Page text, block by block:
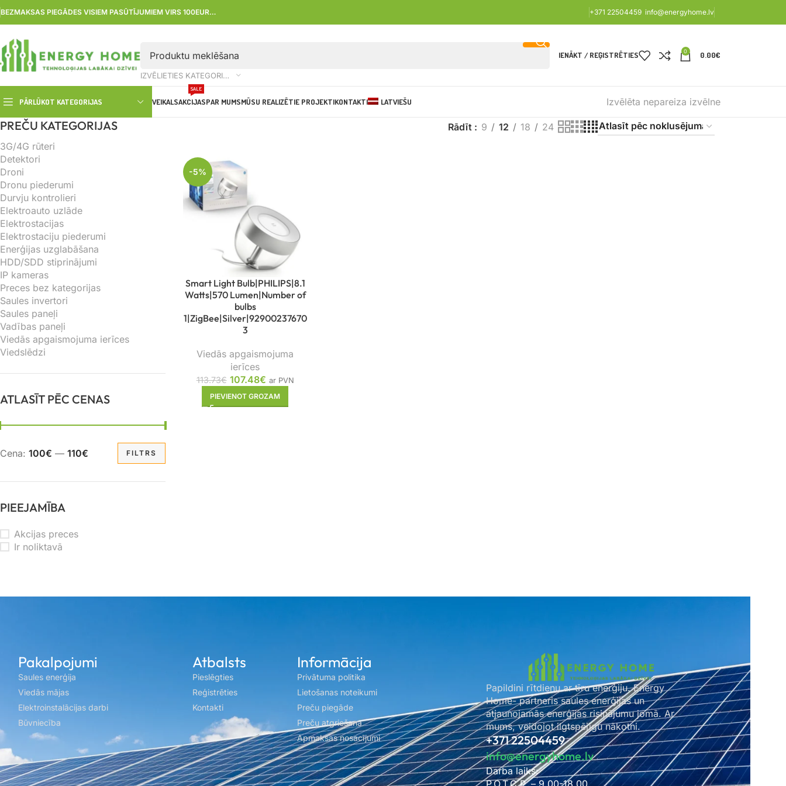
BEZMAKSAS PIEGĀDES VISIEM PASŪTĪJUMIEM VIRS 100EUR… +371 22504459 info@energyhome.lv
IZVĒLIETIES KATEGORIJU
IENĀKT / REĢISTRĒTIES 0 0.00€
PĀRLŪKOT KATEGORIJAS VEIKALSAKCIJAS
SALE
PAR MUMSMŪSU REALIZĒTIE PROJEKTIKONTAKTI LATVIEŠU Izvēlēta nepareiza izvēlne
PREČU KATEGORIJAS
3G/4G rūteri
Detektori
Droni
Dronu piederumi
Durvju kontrolieri
Elektroauto uzlāde
Elektrostacijas
Elektrostaciju piederumi
Enerģijas uzglabāšana
HDD/SDD stiprinājumi
IP kameras
Preces bez kategorijas
Saules invertori
Saules paneļi
Vadības paneļi
Viedās apgaismojuma ierīces
Viedslēdzi
ATLASĪT PĒC CENAS
FILTRS
Cena: 100€ — 110€
PIEEJAMĪBA
Akcijas preces
Ir noliktavā
Rādīt 9 12 18 24
-5%
Smart Light Bulb|PHILIPS|8.1
Watts|570 Lumen|Number of
bulbs
1|ZigBee|Silver|92900237670
3
Viedās apgaismojuma
ierīces
113.73€ 107.48€ ar PVN
PIEVIENOT GROZAM
Pakalpojumi
Saules enerģija
Viedās mājas
Elektroinstalācijas darbi
Būvniecība
Atbalsts
Pieslēgties
Reģistrēties
Kontakti
Informācija
Privātuma politika
Lietošanas noteikumi
Preču piegāde
Preču atgriešana
Apmaksas nosacījumi
Papildini rītdienu ar tīru enerģiju. Energy
Home- partneris saules enerģijas un
atjaunojamās enerģijas risinājumu jomā. Ar
mums, veidojot ilgtspējīgu nākotni.
+371 22504459
info@energyhome.lv
Darba laiks:
P.O.T.C.P. – 9.00-18.00